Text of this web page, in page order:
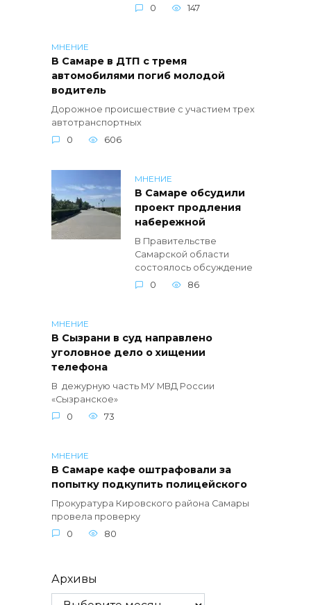
0 147
МНЕНИЕ
В Самаре в ДТП с тремя
автомобилями погиб молодой
водитель
Дорожное происшествие с участием трех
автотранспортных
0
606
МНЕНИЕ
В Самаре обсудили
проект продления
набережной
В Правительстве
Самарской области
состоялось обсуждение
0
86
МНЕНИЕ
В Сызрани в суд направлено
уголовное дело о хищении
телефона
В дежурную часть МУ МВД России
«Сызранское»
0
73
МНЕНИЕ
В Самаре кафе оштрафовали за
попытку подкупить полицейского
Прокуратура Кировского района Самары
провела проверку
0
80
Архивы